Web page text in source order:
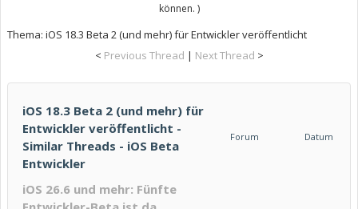
können. )
Thema: iOS 18.3 Beta 2 (und mehr) für Entwickler veröffentlicht
< Previous Thread | Next Thread >
iOS 18.3 Beta 2 (und mehr) für
Entwickler veröffentlicht -
Similar Threads - iOS Beta
Entwickler
Forum Datum
iOS 26.6 und mehr: Fünfte